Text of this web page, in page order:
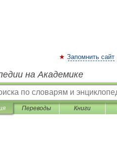
Запомнить сайт
на Академике
Переводы Книги